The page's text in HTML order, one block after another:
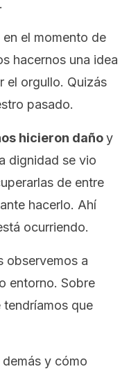
el momento de
hacernos una idea
el orgullo. Quizás
pasado.
hicieron dañoy
dignidad se vio
de entre
hacerlo. Ahí
ocurriendo.
observemos a
entorno. Sobre
que
y cómo